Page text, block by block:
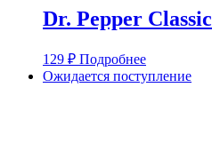
Dr. Pepper Classic
129 ₽ Подробнее
Ожидается поступление